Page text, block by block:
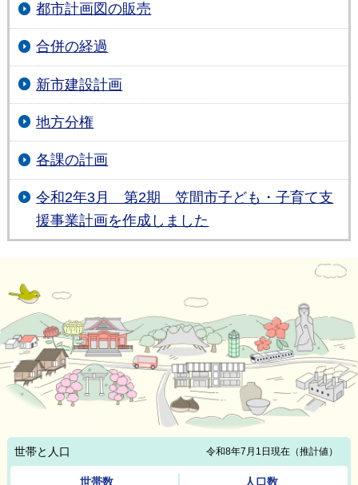
都市計画図の販売
合併の経過
新市建設計画
地方分権
各課の計画
令和2年3月 第2期 笠間市子ども・子育て支
援事業計画を作成しました